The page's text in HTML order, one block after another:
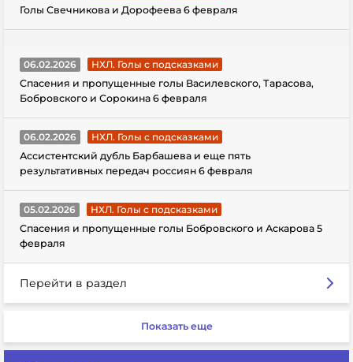
Голы Свечникова и Дорофеева 6 февраля
06.02.2026
НХЛ. Голы с подсказками
Спасения и пропущенные голы Василевского, Тарасова,
Бобровского и Сорокина 6 февраля
06.02.2026
НХЛ. Голы с подсказками
Ассистентский дубль Барбашева и еще пять
результативных передач россиян 6 февраля
05.02.2026
НХЛ. Голы с подсказками
Спасения и пропущенные голы Бобровского и Аскарова 5
февраля
Перейти в раздел
Показать еще